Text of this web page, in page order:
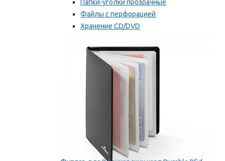
Папки-уголки прозрачные
Файлы с перфорацией
Хранение CD/DVD
Мы рекомендуем